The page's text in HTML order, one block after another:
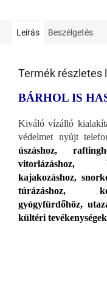
Leírás Beszélgetés
Termék részletes
BÁRHOL IS
Kiváló vízálló
védelmet nyújt
úszáshoz,
vitorlázáshoz,
kajakozáshoz,
túrázáshoz,
gyógyfürdőhöz,
kültéri